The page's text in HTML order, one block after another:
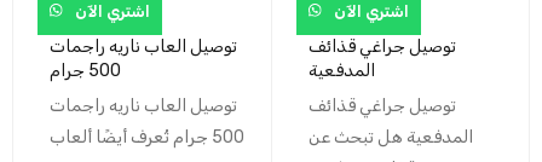
اشتري الآن
توصيل العاب ناريه راجمات
500 جرام
توصيل العاب ناريه راجمات
500 جرام تُعرف أيضًا ألعاب
اشتري الآن
توصيل جراغي قذائف
المدفعية
توصيل جراغي قذائف
المدفعية هل تبحث عن